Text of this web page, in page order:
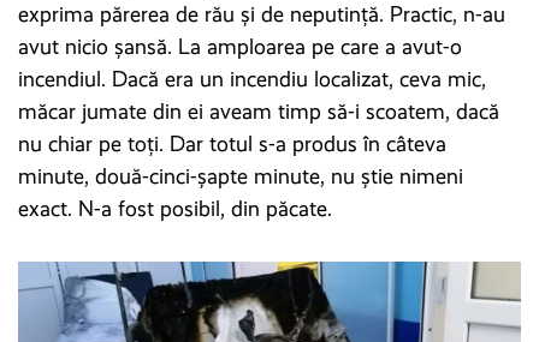
exprima părerea de rău și de neputință. Practic, n-au
avut nicio șansă. La amploarea pe care a avut-o
incendiul. Dacă era un incendiu localizat, ceva mic,
măcar jumate din ei aveam timp să-i scoatem, dacă
nu chiar pe toți. Dar totul s-a produs în câteva
minute, două-cinci-șapte minute, nu știe nimeni
exact. N-a fost posibil, din păcate.